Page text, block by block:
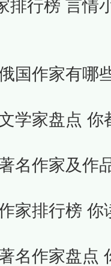
排行榜 言情
国作家有哪
学家盘点 你
名作家及作
家排行榜 你
名作家盘点